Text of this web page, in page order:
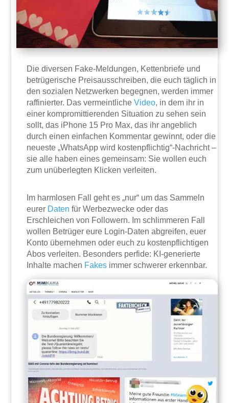
Die diversen Fake-Meldungen, Kettenbriefe und
betrügerische Preisausschreiben, die euch täglich in
den sozialen Netzwerken begegnen, werden immer
raffinierter. Das vermeintlicheVideo, in dem ihr in
einer kompromittierenden Situation zu sehen sein
sollt, das iPhone 15 Pro Max, das ihr angeblich
durch einen einfachen Kommentar gewinnt, oder die
neueste „WhatsApp wird kostenpflichtig“-Nachricht –
sie alle haben eines gemeinsam: Sie wollen euch
zum unüberlegten Klicken verleiten.
Im harmlosen Fall geht es „nur“ um das Sammeln
eurer Daten für Werbezwecke oder das
Erschleichen von Followern. Im schlimmeren Fall
wollen Betrüger eure Login-Daten abgreifen, euer
Konto übernehmen oder euch zu kostenpflichtigen
Abos verleiten. Besonders perfide: KI-generierte
Inhalte machen Fakes immer schwerer erkennbar.